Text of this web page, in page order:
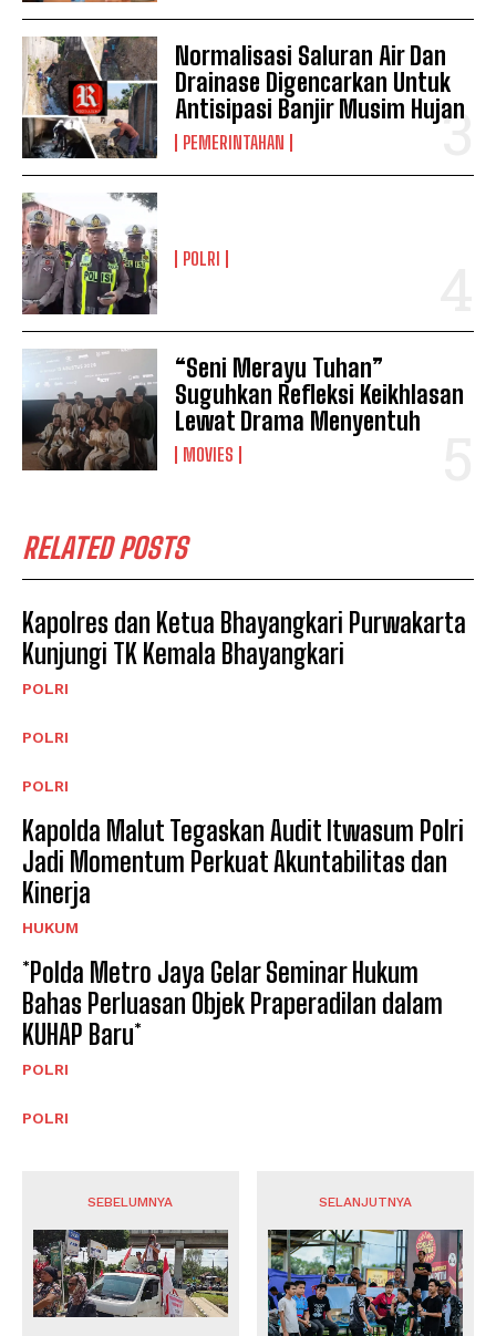
Normalisasi Saluran Air Dan
Drainase Digencarkan Untuk
Antisipasi Banjir Musim Hujan
PEMERINTAHAN
POLRI
“Seni Merayu Tuhan”
Suguhkan Refleksi Keikhlasan
Lewat Drama Menyentuh
MOVIES
RELATED POSTS
Kapolres dan Ketua Bhayangkari Purwakarta
Kunjungi TK Kemala Bhayangkari
POLRI
POLRI
POLRI
Kapolda Malut Tegaskan Audit Itwasum Polri
Jadi Momentum Perkuat Akuntabilitas dan
Kinerja
HUKUM
*Polda Metro Jaya Gelar Seminar Hukum
Bahas Perluasan Objek Praperadilan dalam
KUHAP Baru*
POLRI
POLRI
SEBELUMNYA SELANJUTNYA